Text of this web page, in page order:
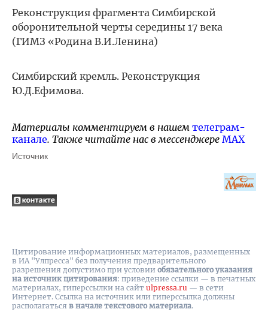
Реконструкция фрагмента Симбирской
оборонительной черты середины 17 века
(ГИМЗ «Родина В.И.Ленина)
Симбирский кремль. Реконструкция
Ю.Д.Ефимова.
Материалы комментируем в нашем телеграм-
канале. Также читайте нас в мессенджере MAX
Источник
Цитирование информационных материалов, размещенных
в ИА "Улпресса" без получения предварительного
разрешения допустимо при условии обязательного указания
на источник цитирования: приведение ссылки — в печатных
материалах, гиперссылки на cайт ulpressa.ru — в сети
Интернет. Ссылка на источник или гиперссылка должны
располагаться в начале текстового материала.